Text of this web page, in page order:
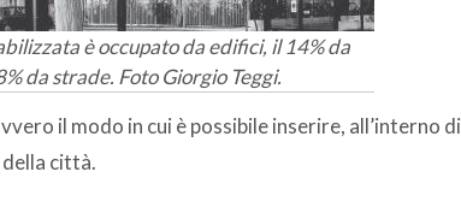
è occupato da edifici, il 14% da
da strade. Foto Giorgio Teggi.
il modo in cui è possibile inserire, all’interno di
città.